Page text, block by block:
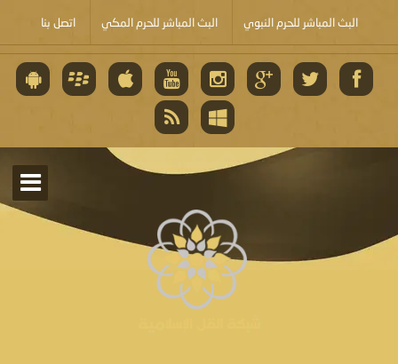
البث المباشر للحرم النبوي البث المباشر للحرم المكي اتصل بنا